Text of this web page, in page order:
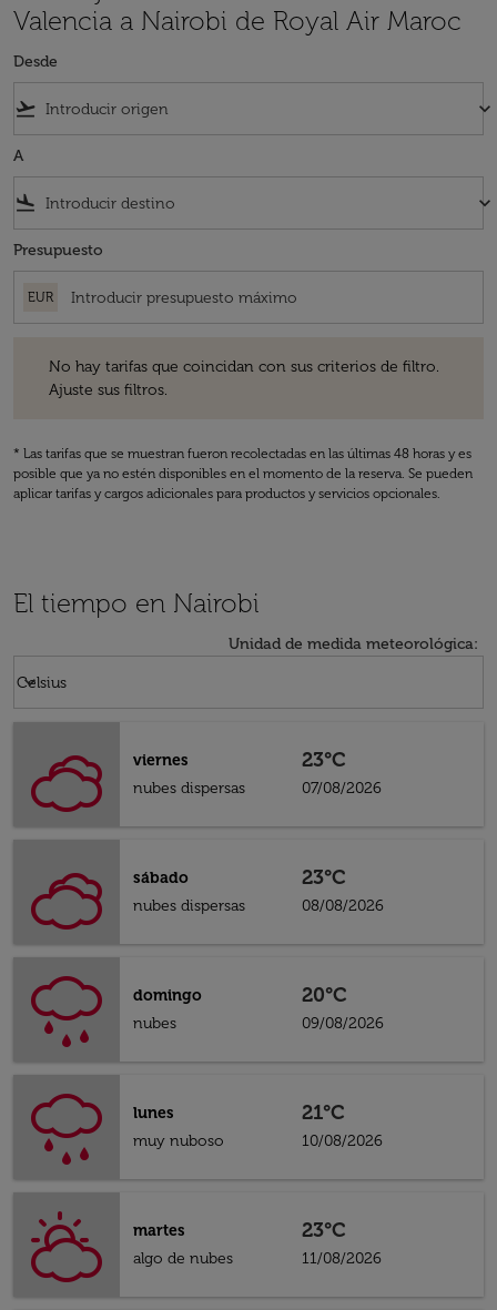
Valencia a Nairobi de Royal Air Maroc
Desde
flight_takeoff keyboard_arrow_down
A
flight_land keyboard_arrow_down
Presupuesto
EUR
No hay tarifas que coincidan con sus criterios de filtro.
Ajuste sus filtros.
* Las tarifas que se muestran fueron recolectadas en las últimas 48 horas y es
posible que ya no estén disponibles en el momento de la reserva. Se pueden
aplicar tarifas y cargos adicionales para productos y servicios opcionales.
El tiempo en Nairobi
Unidad de medida meteorológica:
Celsius
keyboard_arrow_down
viernes
nubes dispersas
23°C
07/08/2026
sábado
nubes dispersas
23°C
08/08/2026
domingo
nubes
20°C
09/08/2026
lunes
muy nuboso
21°C
10/08/2026
martes
algo de nubes
23°C
11/08/2026